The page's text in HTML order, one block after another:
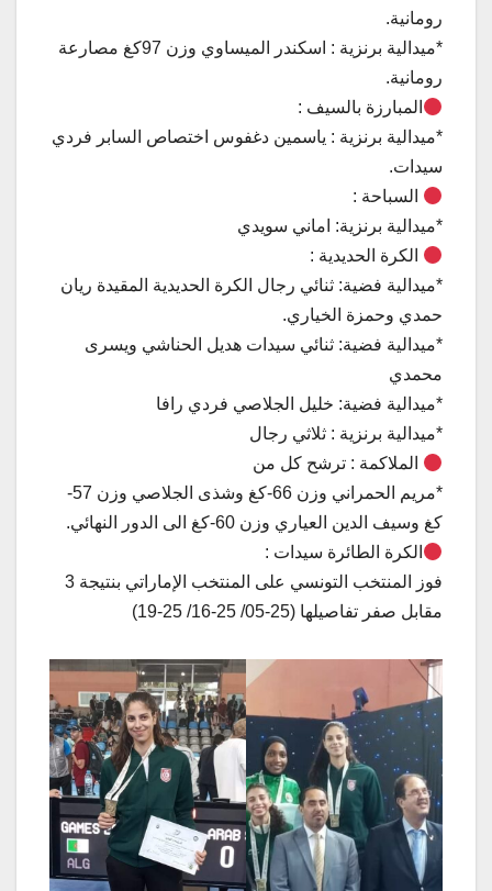
رومانية.
*ميدالية برنزية : اسكندر الميساوي وزن 97كغ مصارعة
رومانية.
المبارزة بالسيف :
*ميدالية برنزية : ياسمين دغفوس اختصاص السابر فردي
سيدات.
السباحة :
*ميدالية برنزية: اماني سويدي
الكرة الحديدية :
*ميدالية فضية: ثنائي رجال الكرة الحديدية المقيدة ريان
حمدي وحمزة الخياري.
*ميدالية فضية: ثنائي سيدات هديل الحناشي ويسرى
محمدي
*ميدالية فضية: خليل الجلاصي فردي رافا
*ميدالية برنزية : ثلاثي رجال
الملاكمة : ترشح كل من
*مريم الحمراني وزن 66-كغ وشذى الجلاصي وزن 57-
كغ وسيف الدين العياري وزن 60-كغ الى الدور النهائي.
الكرة الطائرة سيدات :
فوز المنتخب التونسي على المنتخب الإماراتي بنتيجة 3
مقابل صفر تفاصيلها (25-05/ 25-16/ 25-19)